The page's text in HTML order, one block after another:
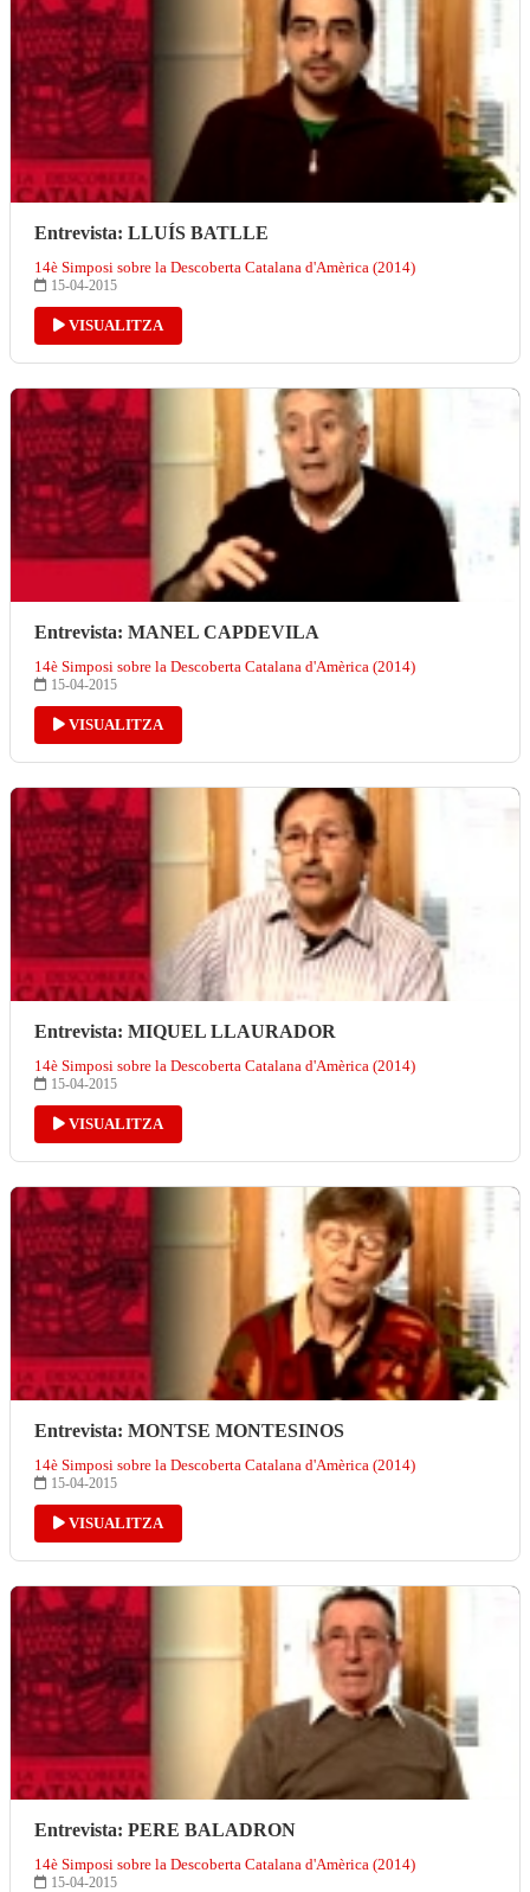
Entrevista: LLUÍS BATLLE
14è Simposi sobre la Descoberta Catalana d'Amèrica (2014)
15-04-2015
VISUALITZA
Entrevista: MANEL CAPDEVILA
14è Simposi sobre la Descoberta Catalana d'Amèrica (2014)
15-04-2015
VISUALITZA
Entrevista: MIQUEL LLAURADOR
14è Simposi sobre la Descoberta Catalana d'Amèrica (2014)
15-04-2015
VISUALITZA
Entrevista: MONTSE MONTESINOS
14è Simposi sobre la Descoberta Catalana d'Amèrica (2014)
15-04-2015
VISUALITZA
Entrevista: PERE BALADRON
14è Simposi sobre la Descoberta Catalana d'Amèrica (2014)
15-04-2015